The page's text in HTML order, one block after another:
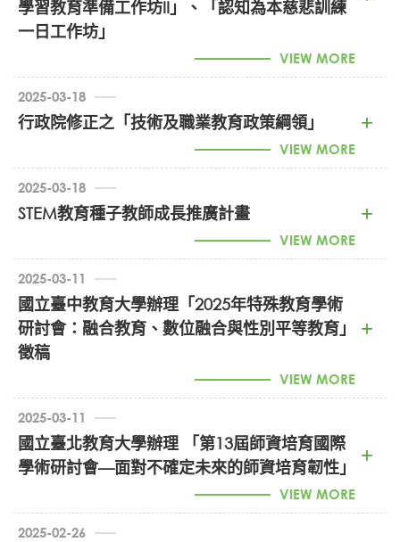
學習教育準備工作坊II」、「認知為本慈悲訓練
一日工作坊」
VIEW MORE
2025-03-18
行政院修正之「技術及職業教育政策綱領」
VIEW MORE
2025-03-18
STEM教育種子教師成長推廣計畫
VIEW MORE
附件_計畫說明 (PDF)
種子教師-0315演講 (PNG)
2025-03-11
國立臺中教育大學辦理「2025年特殊教育學術
研討會：融合教育、數位融合與性別平等教育」
徵稿
VIEW MORE
1140004591_2025特殊教育研討會徵稿 (PDF)
2025-03-11
國立臺北教育大學辦理 「第13屆師資培育國際
學術研討會—面對不確定未來的師資培育韌性」
VIEW MORE
2025-02-26